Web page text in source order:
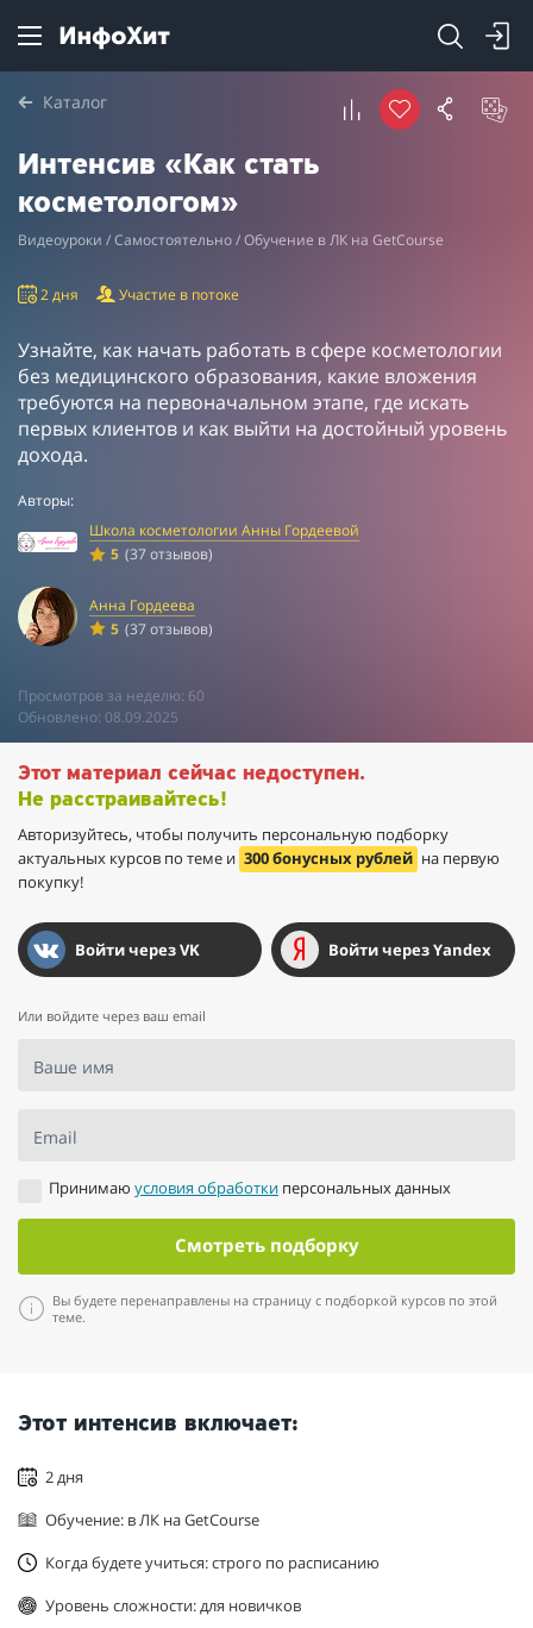
Каталог
Интенсив «Как стать
косметологом»
Видеоуроки / Самостоятельно / Обучение в ЛК на GetCourse
2 дня Участие в потоке
Узнайте, как начать работать в сфере косметологии
без медицинского образования, какие вложения
требуются на первоначальном этапе, где искать
первых клиентов и как выйти на достойный уровень
дохода.
Авторы:
Школа косметологии Анны Гордеевой
5 (37 отзывов)
Анна Гордеева
5 (37 отзывов)
Просмотров за неделю: 60
Обновлено: 08.09.2025
Этот материал сейчас недоступен.
Не расстраивайтесь!
Авторизуйтесь, чтобы получить персональную подборку
актуальных курсов по теме и 300 бонусных рублей на первую
покупку!
Войти через VK Войти через Yandex
Или войдите через ваш email
Ваше имя
Email
Принимаю условия обработки персональных данных
Смотреть подборку
Вы будете перенаправлены на страницу с подборкой курсов по этой
теме.
Этот интенсив включает:
2 дня
Обучение: в ЛК на GetCourse
Когда будете учиться: строго по расписанию
Уровень сложности: для новичков